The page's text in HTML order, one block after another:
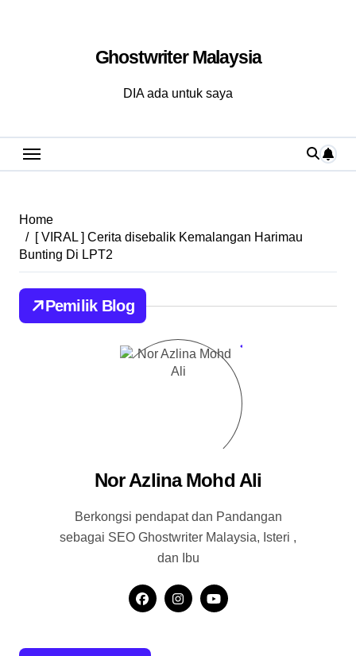
Ghostwriter Malaysia
DIA ada untuk saya
Home
[ VIRAL ] Cerita disebalik Kemalangan Harimau
Bunting Di LPT2
Pemilik Blog
Nor Azlina Mohd Ali
Berkongsi pendapat dan Pandangan
sebagai SEO Ghostwriter Malaysia, Isteri ,
dan Ibu